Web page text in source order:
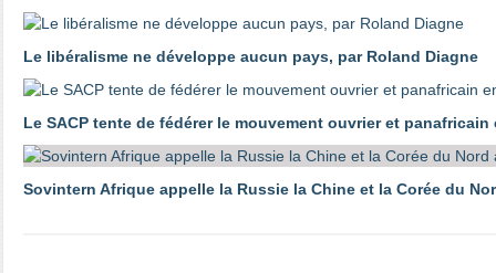
Le libéralisme ne développe aucun pays, par Roland Diagne
Le SACP tente de fédérer le mouvement ouvrier et
Sovintern Afrique appelle la Russie la Chine et la Corée du